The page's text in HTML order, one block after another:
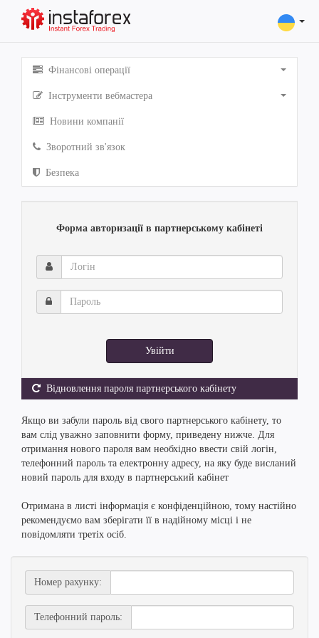
Фінансові операції
Інструменти вебмастера
Новини компанії
Зворотний зв'язок
Безпека
Форма авторизації в партнерському кабінеті
Логін
Пароль
Увійти
Відновлення пароля партнерського кабінету
Якщо ви забули пароль від свого партнерського кабінету, то
вам слід уважно заповнити форму, приведену нижче. Для
отримання нового пароля вам необхідно ввести свій логін,
телефонний пароль та електронну адресу, на яку буде висланий
новий пароль для входу в партнерський кабінет
Отримана в листі інформація є конфіденційною, тому настійно
рекомендуємо вам зберігати її в надійному місці і не
повідомляти третіх осіб.
Номер рахунку:
Телефонний пароль: